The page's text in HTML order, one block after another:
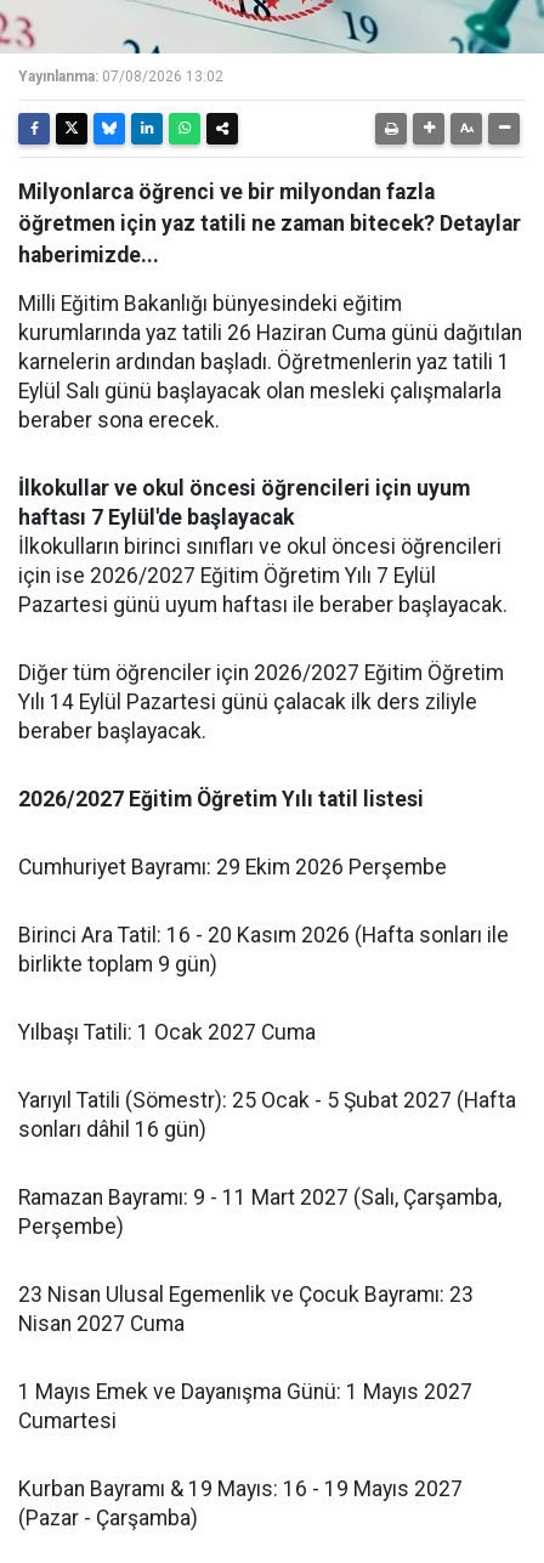
Yayınlanma: 07/08/2026 13:02
Milyonlarca öğrenci ve bir milyondan fazla
öğretmen için yaz tatili ne zaman bitecek? Detaylar
haberimizde...
Milli Eğitim Bakanlığı bünyesindeki eğitim
kurumlarında yaz tatili 26 Haziran Cuma günü dağıtılan
karnelerin ardından başladı. Öğretmenlerin yaz tatili 1
Eylül Salı günü başlayacak olan mesleki çalışmalarla
beraber sona erecek.
İlkokullar ve okul öncesi öğrencileri için uyum
haftası 7 Eylül'de başlayacak
İlkokulların birinci sınıfları ve okul öncesi öğrencileri
için ise 2026/2027 Eğitim Öğretim Yılı 7 Eylül
Pazartesi günü uyum haftası ile beraber başlayacak.
Diğer tüm öğrenciler için 2026/2027 Eğitim Öğretim
Yılı 14 Eylül Pazartesi günü çalacak ilk ders ziliyle
beraber başlayacak.
2026/2027 Eğitim Öğretim Yılı tatil listesi
Cumhuriyet Bayramı: 29 Ekim 2026 Perşembe
Birinci Ara Tatil: 16 - 20 Kasım 2026 (Hafta sonları ile
birlikte toplam 9 gün)
Yılbaşı Tatili: 1 Ocak 2027 Cuma
Yarıyıl Tatili (Sömestr): 25 Ocak - 5 Şubat 2027 (Hafta
sonları dâhil 16 gün)
Ramazan Bayramı: 9 - 11 Mart 2027 (Salı, Çarşamba,
Perşembe)
23 Nisan Ulusal Egemenlik ve Çocuk Bayramı: 23
Nisan 2027 Cuma
1 Mayıs Emek ve Dayanışma Günü: 1 Mayıs 2027
Cumartesi
Kurban Bayramı & 19 Mayıs: 16 - 19 Mayıs 2027
(Pazar - Çarşamba)